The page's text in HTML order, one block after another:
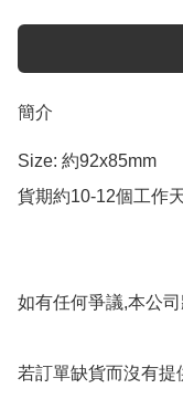
簡介
Size: 約92x85mm
貨期約10-12個工作
如有任何爭議,本公司
若訂單缺貨而沒有提